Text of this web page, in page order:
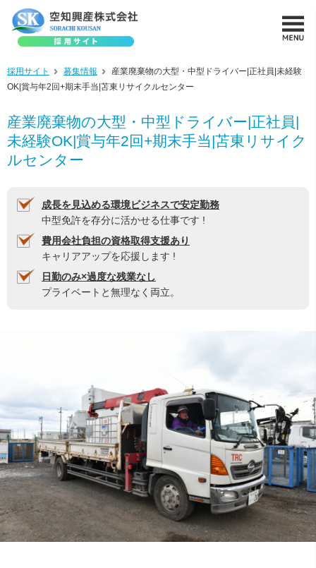
採用サイト 募集情報
産業廃棄物の大型・中型ドライバー|正社員|未経験
OK|賞与年2回+期末手当|苫東リサイクルセンター
産業廃棄物の大型・中型ドライバー|正社員|
未経験OK|賞与年2回+期末手当|苫東リサイク
ルセンター
成長を見込める環境ビジネスで安定勤務
中型免許を存分に活かせる仕事です !
費用会社負担の資格取得支援あり
キャリアアップを応援します !
日勤のみ×過度な残業なし
プライベートと無理なく両立。